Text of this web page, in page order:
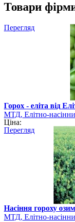
Товари
Перегляд
Горох - еліта від
МТД, Елітно-
Ціна:
Перегляд
Насіння гороху
МТД, Елітно-